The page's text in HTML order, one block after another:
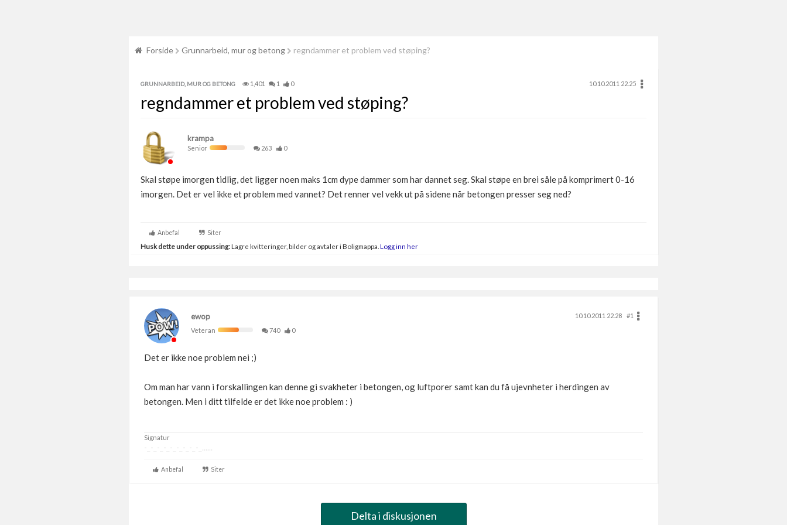
Forside Grunnarbeid, mur og betong regndammer et problem ved støping?
GRUNNARBEID, MUR OG BETONG 1,401 1 0 10.10.2011 22.25
regndammer et problem ved støping?
krampa
Senior 263 0
Skal støpe imorgen tidlig, det ligger noen maks 1cm dype dammer som har dannet seg. Skal støpe en brei såle på komprimert 0-16
imorgen. Det er vel ikke et problem med vannet? Det renner vel vekk ut på sidene når betongen presser seg ned?
Anbefal Siter
Husk dette under oppussing:Lagre kvitteringer, bilder og avtaler i Boligmappa. Logg inn her
ewop 10.10.2011 22.28
#1
Veteran
740 0
Det er ikke noe problem nei ;)
Om man har vann i forskallingen kan denne gi svakheter i betongen, og luftporer samt kan du få ujevnheter i herdingen av
betongen. Men i ditt tilfelde er det ikke noe problem : )
Signatur
-_-_-_-_-_-_-_-_-_......
Anbefal Siter
Delta i diskusjonen